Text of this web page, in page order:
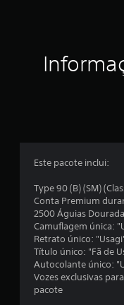
Este pacote inclui:
Type 90 (B) (SM)
Conta Premium
2500 Águias
Camuflagem única:
Retrato único:
Título único: "Fã de
Autocolante único:
Vozes exclusivas
pacote